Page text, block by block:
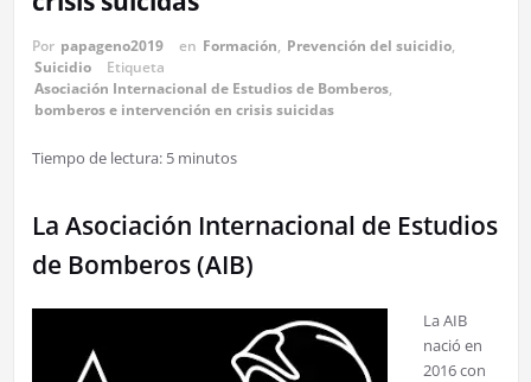
Por papageno2019 en Formación, Prevención del suicidio,
Suicidio
Etiqueta
Asociación Internacional de Estudios de Bomberos,
bomberos e intervención en crisis suicidas
Tiempo de lectura: 5 minutos
La Asociación Internacional de Estudios
de Bomberos (AIB)
La AIB
nació en
2016 con